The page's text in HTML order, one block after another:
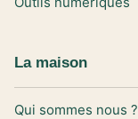
La maison
Qui sommes nous ?